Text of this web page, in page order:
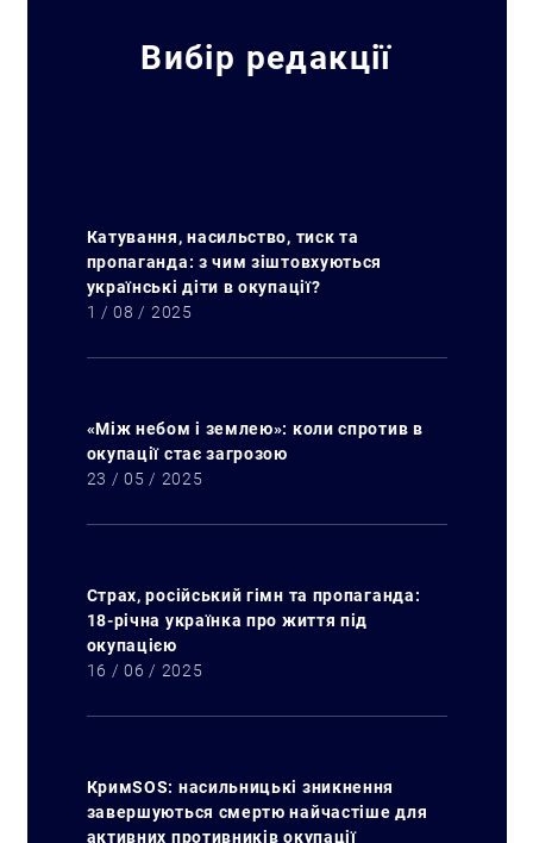
Вибір редакції
Катування, насильство, тиск та
пропаганда: з чим зіштовхуються
українські діти в окупації?
1 / 08 / 2025
«Між небом і землею»: коли спротив в
окупації стає загрозою
23 / 05 / 2025
Страх, російський гімн та пропаганда:
18-річна українка про життя під
окупацією
16 / 06 / 2025
КримSOS: насильницькі зникнення
завершуються смертю найчастіше для
активних противників окупації